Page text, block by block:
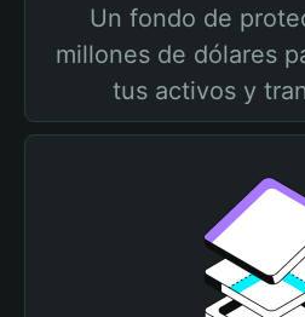
Un fondo de
millones de dólares
tus activos y